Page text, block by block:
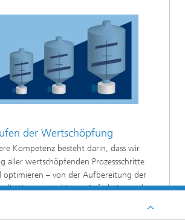
der Wertschöpfung
Kompetenz besteht darin, dass wir
aller wertschöpfenden Prozessschritte
optimieren – von der Aufbereitung der
die Konversion bis zur Aufarbeitung der
bei der Entwicklung oder Optimierung
Fermentationsverfahren bereiten wir